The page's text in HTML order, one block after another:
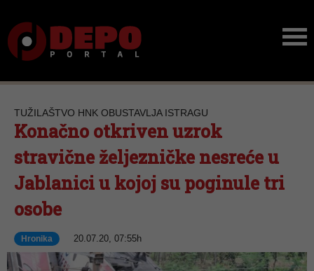
TUŽILAŠTVO HNK OBUSTAVLJA ISTRAGU
Konačno otkriven uzrok
stravične željezničke nesreće u
Jablanici u kojoj su poginule tri
osobe
Hronika 20.07.20, 07:55h